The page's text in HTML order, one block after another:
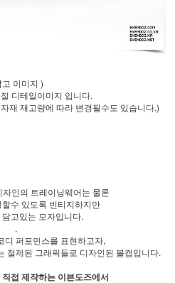
고 이미지 )
디테일이미지 입니다.
재 재고량에 따라 변경될수도 있습니다.)
인의 트레이닝웨어는 물론
수 있도록 빈티지하지만
고있는 모자입니다.
.
디 퍼포먼스를 표현하고자,
절제된 그래픽들로 디자인된 볼캡입니다.
접 제작하는 이븐도즈에서